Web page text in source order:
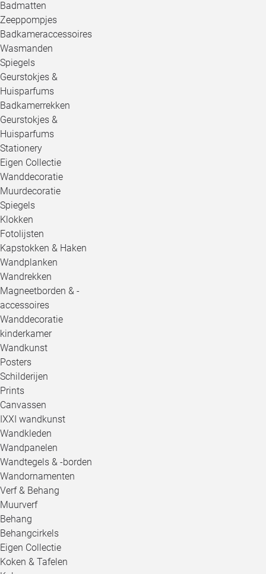
Badmatten
Zeeppompjes
Badkameraccessoires
Wasmanden
Spiegels
Geurstokjes &
Huisparfums
Badkamerrekken
Geurstokjes &
Huisparfums
Stationery
Eigen Collectie
Wanddecoratie
Muurdecoratie
Spiegels
Klokken
Fotolijsten
Kapstokken & Haken
Wandplanken
Wandrekken
Magneetborden & -
accessoires
Wanddecoratie
kinderkamer
Wandkunst
Posters
Schilderijen
Prints
Canvassen
IXXI wandkunst
Wandkleden
Wandpanelen
Wandtegels & -borden
Wandornamenten
Verf & Behang
Muurverf
Behang
Behangcirkels
Eigen Collectie
Koken & Tafelen